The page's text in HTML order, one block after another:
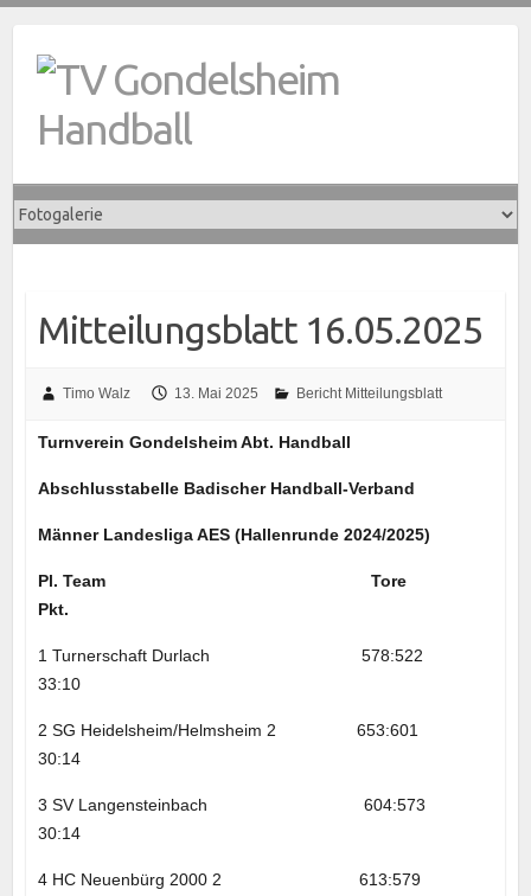
content
Mitteilungsblatt 16.05.2025
Timo Walz 13. Mai 2025 Bericht Mitteilungsblatt
Turnverein Gondelsheim Abt. Handball
Abschlusstabelle Badischer Handball-Verband
Männer Landesliga AES (Hallenrunde 2024/2025)
Pl. Team Tore
Pkt.
1 Turnerschaft Durlach 578:522
33:10
2 SG Heidelsheim/Helmsheim 2 653:601
30:14
3 SV Langensteinbach 604:573
30:14
4 HC Neuenbürg 2000 2 613:579